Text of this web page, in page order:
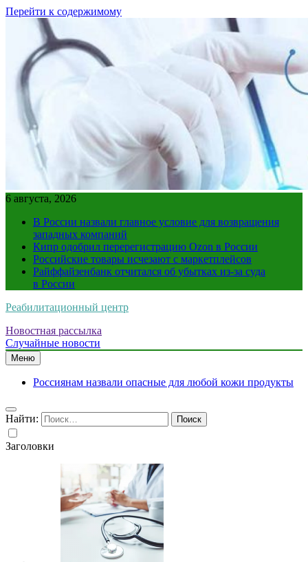
Перейти к содержимому
6 августа, 2026
В России назвали главное условие для возвращения
западных компаний
Кипр одобрил перерегистрацию Ozon в России
Российские товары исчезают с маркетплейсов
Райффайзенбанк отчитался об убытках из-за суда
в России
Реабилитационный центр
Новостная рассылка
Случайные новости
Меню
Россиянам назвали опасные для любой кожи продукты
Найти:
Заголовки